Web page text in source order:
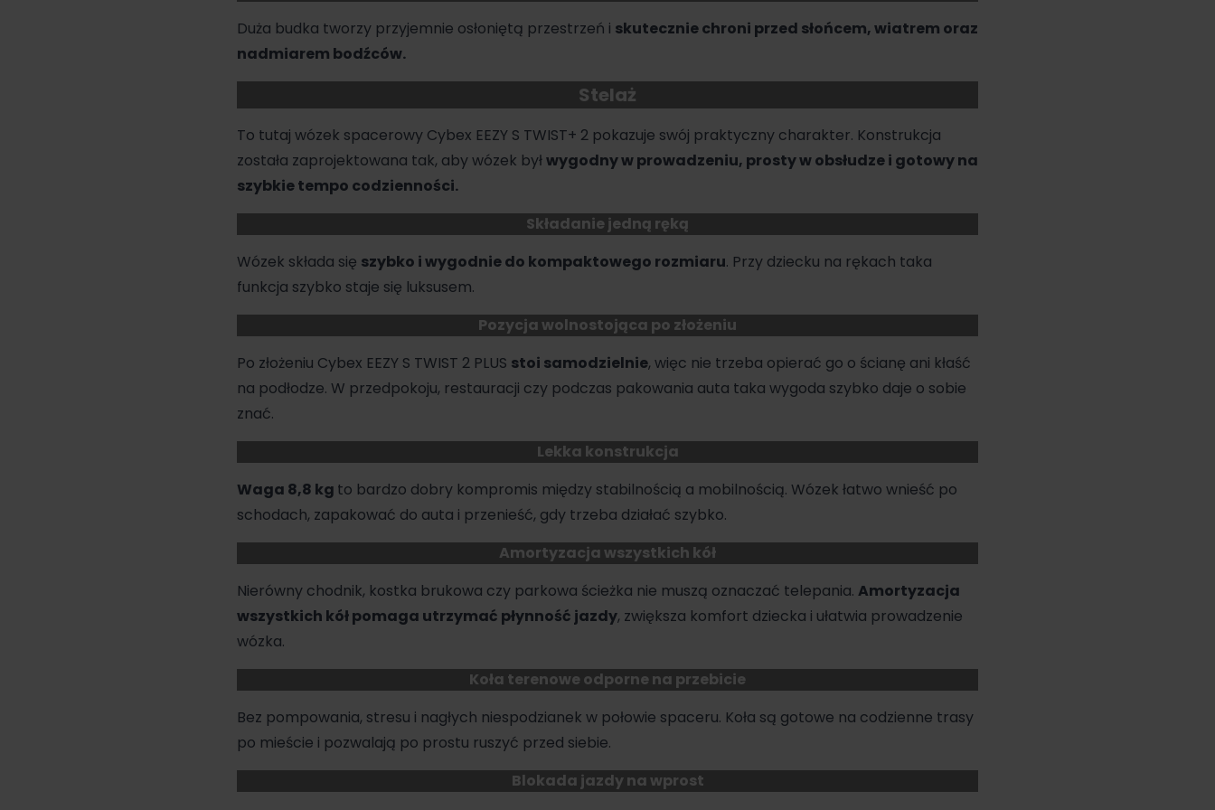
Duża budka tworzy przyjemnie osłoniętą przestrzeń i skutecznie chroni przed słońcem, wiatrem oraz
nadmiarem bodźców.
Stelaż
To tutaj wózek spacerowy Cybex EEZY S TWIST+ 2 pokazuje swój praktyczny charakter. Konstrukcja
została zaprojektowana tak, aby wózek byłwygodny w prowadzeniu, prosty w obsłudze i gotowy na
szybkie tempo codzienności.
Składanie jedną ręką
Wózek składa się szybko i wygodnie do kompaktowego rozmiaru. Przy dziecku na rękach taka
funkcja szybko staje się luksusem.
Pozycja wolnostojąca po złożeniu
Po złożeniu Cybex EEZY S TWIST 2 PLUS stoi samodzielnie, więc nie trzeba opierać go o ścianę ani kłaść
na podłodze. W przedpokoju, restauracji czy podczas pakowania auta taka wygoda szybko daje o sobie
znać.
Lekka konstrukcja
Waga 8,8 kg to bardzo dobry kompromis między stabilnością a mobilnością. Wózek łatwo wnieść po
schodach, zapakować do auta i przenieść, gdy trzeba działać szybko.
Amortyzacja wszystkich kół
Nierówny chodnik, kostka brukowa czy parkowa ścieżka nie muszą oznaczać telepania. Amortyzacja
wszystkich kół pomaga utrzymać płynność jazdy, zwiększa komfort dziecka i ułatwia prowadzenie
wózka.
Koła terenowe odporne na przebicie
Bez pompowania, stresu i nagłych niespodzianek w połowie spaceru. Koła są gotowe na codzienne trasy
po mieście i pozwalają po prostu ruszyć przed siebie.
Blokada jazdy na wprost